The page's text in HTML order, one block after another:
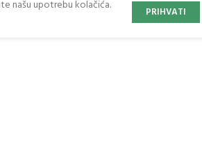
našu upotrebu kolačića. PRIHVATI